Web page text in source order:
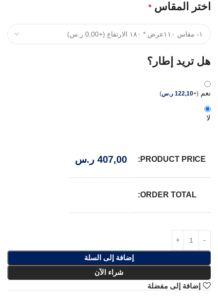
اختر المقاس *
هل تريد إطار؟
نعم (
+
122,10 ر.س)
لا
PRODUCT PRICE:
407,00 ر.س
ORDER TOTAL:
إضافة إلى السلة
شراء الآن
إضافة إلى مفضلة